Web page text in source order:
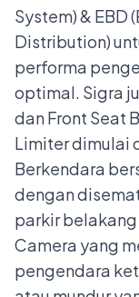
System) & EBD
Distribution)
performa
optimal. Sigra
dan Front Seat
Limiter dimulai
Berkendara
dengan
parkir belakang
Camera yang
pengendara